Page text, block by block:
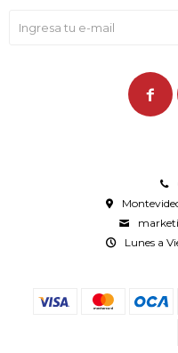
Lunes a
